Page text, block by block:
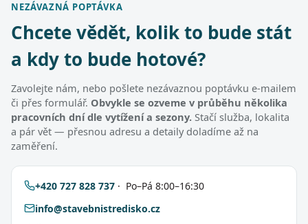
NEZÁVAZNÁ POPTÁVKA
Chcete vědět, kolik to bude stát
a kdy to bude hotové?
Zavolejte nám, nebo pošlete nezávaznou poptávku e-mailem
či přes formulář. Obvykle se ozveme v průběhu několika
pracovních dní dle vytížení a sezony. Stačí služba, lokalita
a pár vět — přesnou adresu a detaily doladíme až na
zaměření.
+420 727 828 737 · Po–Pá 8:00–16:30
info@stavebnistredisko.cz